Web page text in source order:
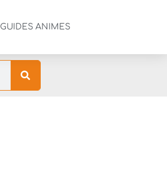
GUIDES ANIMES